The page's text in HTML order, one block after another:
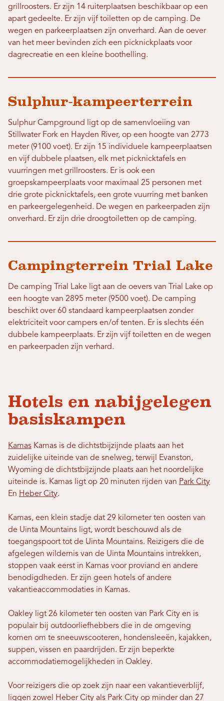
grillroosters. Er zijn 14 ruiterplaatsen beschikbaar op een
apart gedeelte. Er zijn vijf toiletten op de camping. De
wegen en parkeerplaatsen zijn onverhard. Aan de oever
van het meer bevinden zich een picknickplaats voor
dagrecreatie en een kleine boothelling.
Sulphur-kampeerterrein
Sulphur Campground ligt op de samenvloeiing van
Stillwater Fork en Hayden River, op een hoogte van 2773
meter (9100 voet). Er zijn 15 individuele kampeerplaatsen
en vijf dubbele plaatsen, elk met picknicktafels en
vuurringen met grillroosters. Er is ook een
groepskampeerplaats voor maximaal 25 personen met
drie grote picknicktafels, een grote vuurring met banken
en parkeergelegenheid. De wegen en parkeerpaden zijn
onverhard. Er zijn drie droogtoiletten op de camping.
Campingterrein Trial Lake
De camping Trial Lake ligt aan de oevers van Trial Lake op
een hoogte van 2895 meter (9500 voet). De camping
beschikt over 60 standaard kampeerplaatsen zonder
elektriciteit voor campers en/of tenten. Er is slechts één
dubbele kampeerplaats. Er zijn vijf toiletten en de wegen
en parkeerpaden zijn verhard.
Hotels en nabijgelegen
basiskampen
Kamas Kamas is de dichtstbijzijnde plaats aan het
zuidelijke uiteinde van de snelweg, terwijl Evanston,
Wyoming de dichtstbijzijnde plaats aan het noordelijke
uiteinde is. Kamas ligt op 20 minuten rijden van Park City
En Heber City.
Kamas, een klein stadje dat 29 kilometer ten oosten van
de Uinta Mountains ligt, wordt beschouwd als de
toegangspoort tot de Uinta Mountains. Reizigers die de
afgelegen wildernis van de Uinta Mountains intrekken,
stoppen vaak eerst in Kamas voor proviand en andere
benodigdheden. Er zijn geen hotels of andere
vakantieaccommodaties in Kamas.
Oakley ligt 26 kilometer ten oosten van Park City en is
populair bij outdoorliefhebbers die in de omgeving
komen om te sneeuwscooteren, hondensleeën, kajakken,
suppen, vissen en paardrijden. Er zijn beperkte
accommodatiemogelijkheden in Oakley.
Voor reizigers die op zoek zijn naar een vakantieverblijf,
liggen zowel Heber City als Park City op minder dan 27